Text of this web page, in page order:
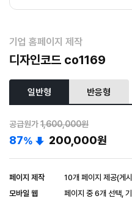
기업 홈페이지 제작
디자인코드 co1169
일반형 반응형
공급원가1,600,000원
87% 200,000원
페이지 제작
10개 페이지 제공(게
모바일 웹
페이지 중 6개 선택,